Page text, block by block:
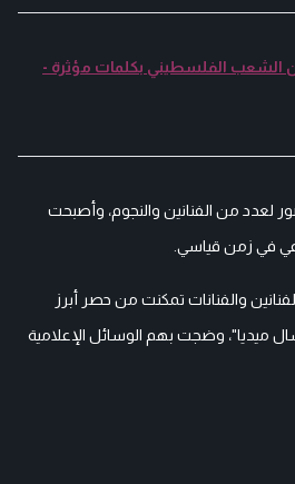
الشعب الفلسطيني بكلمات مؤثرة -
لعدد من الفنانين والنجوم، وأصبحت
في زمن قياسي.
والفنانات تمكنت من حصر أبرز
ميديا"، وضجت بهم الوسائل الإعلامية